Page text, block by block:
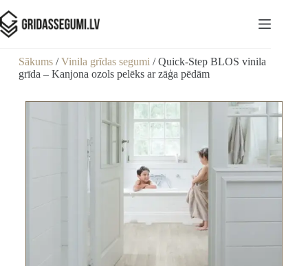
Sākums/Vinila grīdas segumi / Quick-Step BLOS vinila
grīda – Kanjona ozols pelēks ar zāģa pēdām